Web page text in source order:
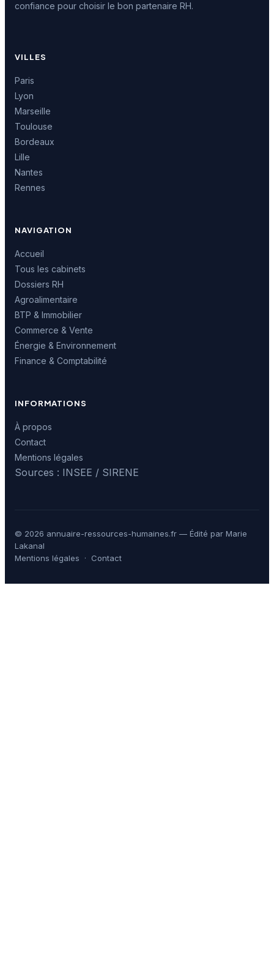
confiance pour choisir le bon partenaire RH.
VILLES
Paris
Lyon
Marseille
Toulouse
Bordeaux
Lille
Nantes
Rennes
NAVIGATION
Accueil
Tous les cabinets
Dossiers RH
Agroalimentaire
BTP & Immobilier
Commerce & Vente
Énergie & Environnement
Finance & Comptabilité
INFORMATIONS
À propos
Contact
Mentions légales
Sources : INSEE / SIRENE
© 2026 annuaire-ressources-humaines.fr — Édité par Marie
Lakanal
Mentions légales · Contact